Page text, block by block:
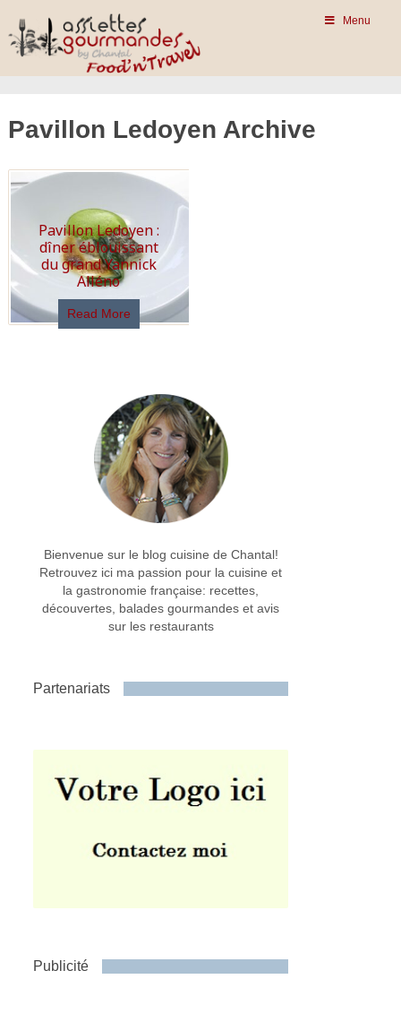
Menu
Pavillon Ledoyen Archive
Pavillon Ledoyen :
dîner éblouissant
du grand Yannick
Alléno
Read More
Bienvenue sur le blog cuisine de Chantal!
Retrouvez ici ma passion pour la cuisine et
la gastronomie française: recettes,
découvertes, balades gourmandes et avis
sur les restaurants
Partenariats
Publicité